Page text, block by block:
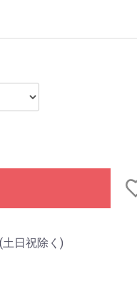
日祝除く)